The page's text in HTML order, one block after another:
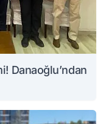
Danaoğlu’ndan